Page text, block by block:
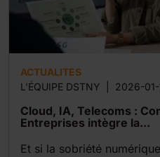
ACTUALITES
L'ÉQUIPE DSTNY
2026-01-
Cloud, IA, Telecoms :
Entreprises intègre la...
Et si la sobriété